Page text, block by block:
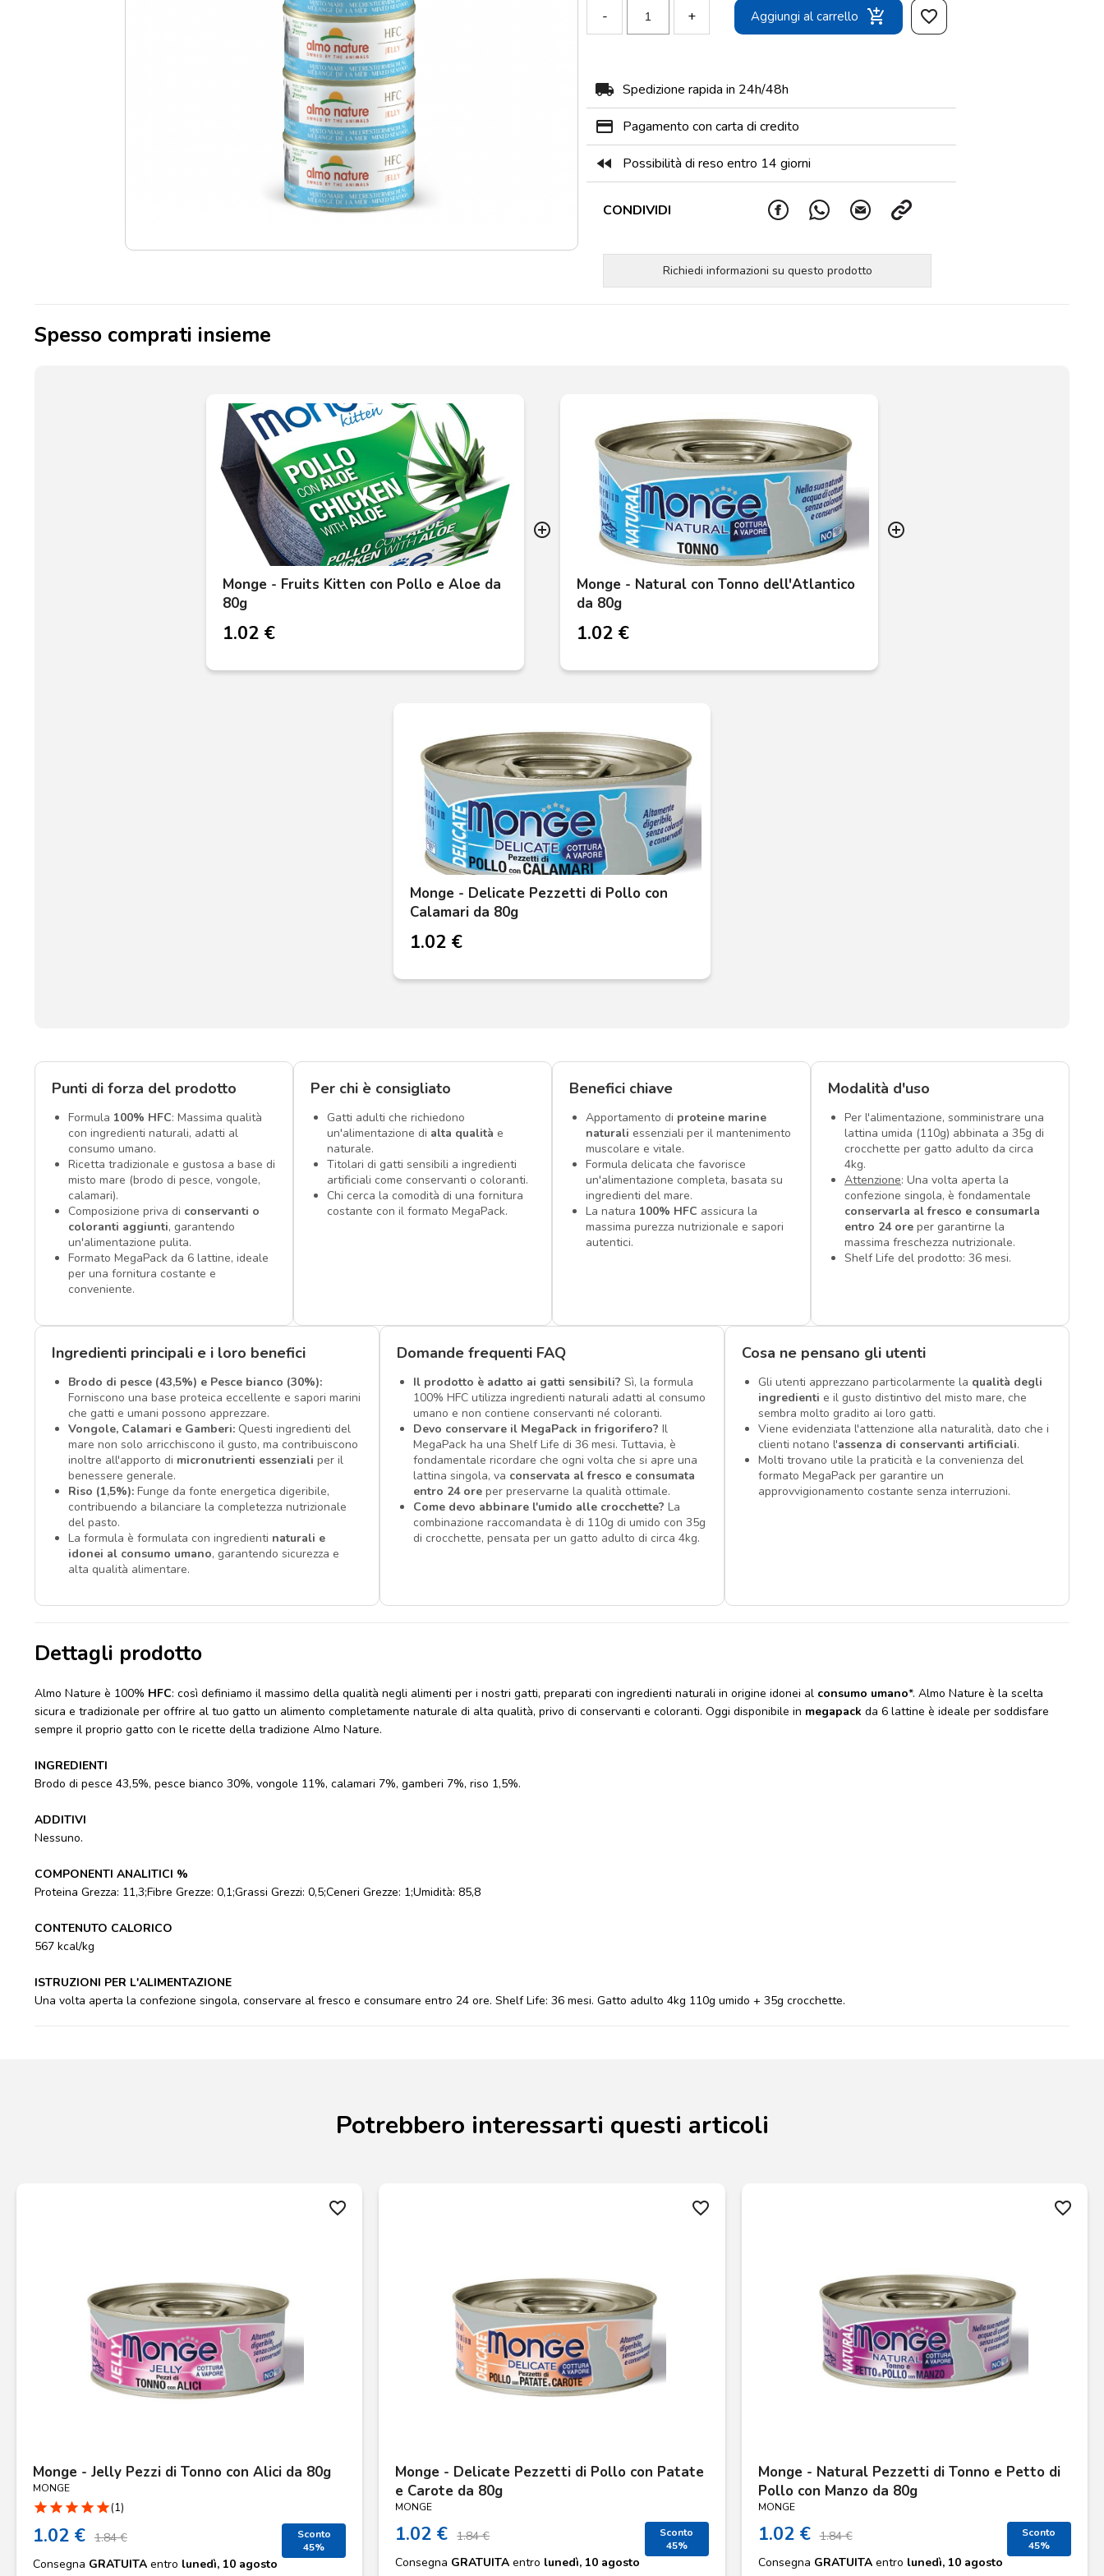
- + Aggiungi al carrello add_shopping_cart favorite_border
local_shipping Spedizione rapida in 24h/48h
payment Pagamento con carta di credito
fast_rewind Possibilità di reso entro 14 giorni
CONDIVIDI
Richiedi informazioni su questo prodotto
Spesso comprati insieme
Monge - Fruits Kitten con Pollo e Aloe da
80g
1.02 €
add_circle_outline
Monge - Natural con Tonno dell'Atlantico
da 80g
1.02 €
add_circle_outline
Monge - Delicate Pezzetti di Pollo con
Calamari da 80g
1.02 €
Punti di forza del prodotto
Formula 100% HFC: Massima qualità
con ingredienti naturali, adatti al
consumo umano.
Ricetta tradizionale e gustosa a base di
misto mare (brodo di pesce, vongole,
calamari).
Composizione priva di conservanti o
coloranti aggiunti, garantendo
un'alimentazione pulita.
Formato MegaPack da 6 lattine, ideale
per una fornitura costante e
conveniente.
Per chi è consigliato
Gatti adulti che richiedono
un'alimentazione di alta qualità e
naturale.
Titolari di gatti sensibili a ingredienti
artificiali come conservanti o coloranti.
Chi cerca la comodità di una fornitura
costante con il formato MegaPack.
Benefici chiave
Apportamento di proteine marine
naturali essenziali per il mantenimento
muscolare e vitale.
Formula delicata che favorisce
un'alimentazione completa, basata su
ingredienti del mare.
La natura 100% HFC assicura la
massima purezza nutrizionale e sapori
autentici.
Modalità d'uso
Per l'alimentazione, somministrare una
lattina umida (110g) abbinata a 35g di
crocchette per gatto adulto da circa
4kg.
Attenzione: Una volta aperta la
confezione singola, è fondamentale
conservarla al fresco e consumarla
entro 24 ore per garantirne la
massima freschezza nutrizionale.
Shelf Life del prodotto: 36 mesi.
Ingredienti principali e i loro benefici
Brodo di pesce (43,5%) e Pesce bianco (30%):
Forniscono una base proteica eccellente e sapori marini
che gatti e umani possono apprezzare.
Vongole, Calamari e Gamberi: Questi ingredienti del
mare non solo arricchiscono il gusto, ma contribuiscono
inoltre all'apporto di micronutrienti essenziali per il
benessere generale.
Riso (1,5%): Funge da fonte energetica digeribile,
contribuendo a bilanciare la completezza nutrizionale
del pasto.
La formula è formulata con ingredienti naturali e
idonei al consumo umano, garantendo sicurezza e
alta qualità alimentare.
Domande frequenti FAQ
Il prodotto è adatto ai gatti sensibili? Sì, la formula
100% HFC utilizza ingredienti naturali adatti al consumo
umano e non contiene conservanti né coloranti.
Devo conservare il MegaPack in frigorifero? Il
MegaPack ha una Shelf Life di 36 mesi. Tuttavia, è
fondamentale ricordare che ogni volta che si apre una
lattina singola, va conservata al fresco e consumata
entro 24 ore per preservarne la qualità ottimale.
Come devo abbinare l'umido alle crocchette? La
combinazione raccomandata è di 110g di umido con 35g
di crocchette, pensata per un gatto adulto di circa 4kg.
Cosa ne pensano gli utenti
Gli utenti apprezzano particolarmente la qualità degli
ingredienti e il gusto distintivo del misto mare, che
sembra molto gradito ai loro gatti.
Viene evidenziata l'attenzione alla naturalità, dato che i
clienti notano l'assenza di conservanti artificiali.
Molti trovano utile la praticità e la convenienza del
formato MegaPack per garantire un
approvvigionamento costante senza interruzioni.
Dettagli prodotto
Almo Nature è 100% HFC: così definiamo il massimo della qualità negli alimenti per i nostri gatti, preparati con ingredienti naturali in origine idonei al consumo umano*. Almo Nature è la scelta
sicura e tradizionale per offrire al tuo gatto un alimento completamente naturale di alta qualità, privo di conservanti e coloranti. Oggi disponibile in megapack da 6 lattine è ideale per soddisfare
sempre il proprio gatto con le ricette della tradizione Almo Nature.
INGREDIENTI
Brodo di pesce 43,5%, pesce bianco 30%, vongole 11%, calamari 7%, gamberi 7%, riso 1,5%.
ADDITIVI
Nessuno.
COMPONENTI ANALITICI %
Proteina Grezza: 11,3;Fibre Grezze: 0,1;Grassi Grezzi: 0,5;Ceneri Grezze: 1;Umidità: 85,8
CONTENUTO CALORICO
567 kcal/kg
ISTRUZIONI PER L'ALIMENTAZIONE
Una volta aperta la confezione singola, conservare al fresco e consumare entro 24 ore. Shelf Life: 36 mesi. Gatto adulto 4kg 110g umido + 35g crocchette.
Potrebbero interessarti questi articoli
favorite_border
Monge - Jelly Pezzi di Tonno con Alici da 80g
MONGE
star star star star star(1)
1.02 € 1.84 €
Sconto
45%
Consegna GRATUITA entro lunedì, 10 agosto
favorite_border
Monge - Delicate Pezzetti di Pollo con Patate
e Carote da 80g
MONGE
1.02 € 1.84 €
Sconto
45%
Consegna GRATUITA entro lunedì, 10 agosto
favorite_border
Monge - Natural Pezzetti di Tonno e Petto di
Pollo con Manzo da 80g
MONGE
1.02 € 1.84 €
Sconto
45%
Consegna GRATUITAentro lunedì, 10 agosto